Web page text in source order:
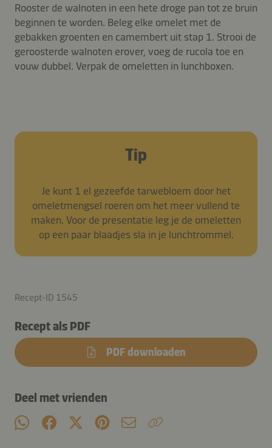
Rooster de walnoten in een hete droge pan tot ze bruin
beginnen te worden. Beleg elke omelet met de
gebakken groenten en camembert uit stap 1. Strooi de
geroosterde walnoten erover, voeg de rucola toe en
vouw dubbel. Verpak de omeletten in lunchboxen.
Tip
Je kunt 1 el gezeefde tarwebloem door het
omeletmengsel roeren om het meer vullend te
maken. Voor de presentatie leg je de omeletten
op een paar blaadjes sla in je lunchtrommel.
Recept-ID 1545
Recept als PDF
PDF downloaden
Deel met vrienden